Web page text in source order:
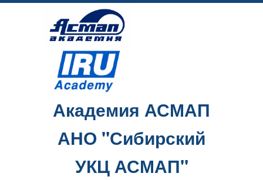
Академия АСМАП
АНО "Сибирский
УКЦ АСМАП"